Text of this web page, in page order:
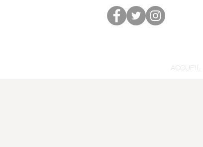
ACCUEIL